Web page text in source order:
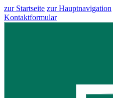
zur Startseite zur Hauptnavigation
Kontaktformular